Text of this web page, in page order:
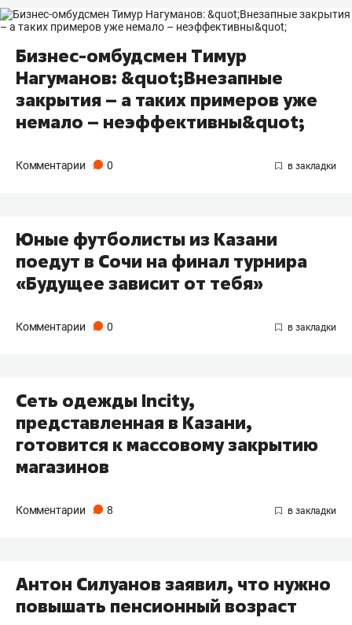
Бизнес-омбудсмен Тимур
Нагуманов: &quot;Внезапные
закрытия – а таких примеров уже
немало – неэффективны&quot;
Комментарии 0
Юные футболисты из Казани
поедут в Сочи на финал турнира
«Будущее зависит от тебя»
Комментарии 0
Сеть одежды Incity,
представленная в Казани,
готовится к массовому закрытию
магазинов
Комментарии 8
Антон Силуанов заявил, что нужно
повышать пенсионный возраст